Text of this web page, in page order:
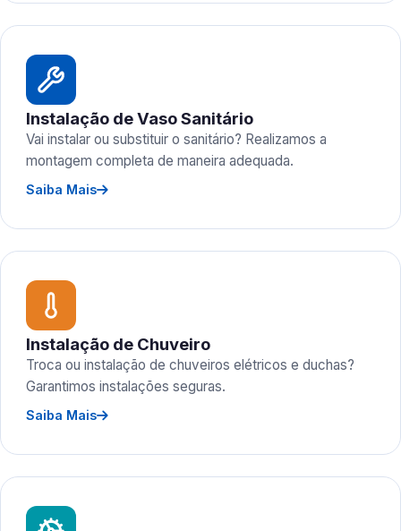
Instalação de Vaso Sanitário
Vai instalar ou substituir o sanitário? Realizamos a
montagem completa de maneira adequada.
Saiba Mais
Instalação de Chuveiro
Troca ou instalação de chuveiros elétricos e duchas?
Garantimos instalações seguras.
Saiba Mais